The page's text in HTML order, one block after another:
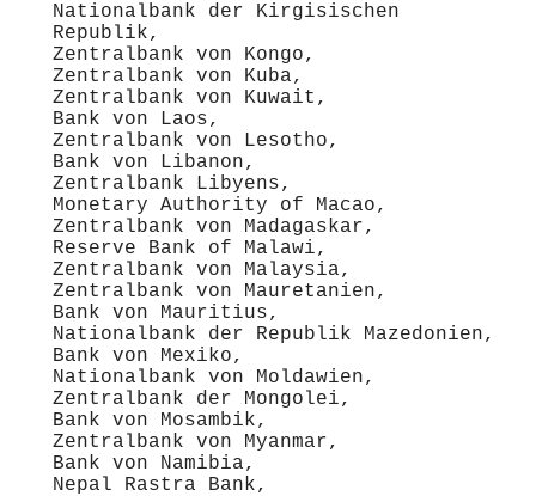
Nationalbank der Kirgisischen
Republik,
Zentralbank von Kongo,
Zentralbank von Kuba,
Zentralbank von Kuwait,
Bank von Laos,
Zentralbank von Lesotho,
Bank von Libanon,
Zentralbank Libyens,
Monetary Authority of Macao,
Zentralbank von Madagaskar,
Reserve Bank of Malawi,
Zentralbank von Malaysia,
Zentralbank von Mauretanien,
Bank von Mauritius,
Nationalbank der Republik Mazedonien,
Bank von Mexiko,
Nationalbank von Moldawien,
Zentralbank der Mongolei,
Bank von Mosambik,
Zentralbank von Myanmar,
Bank von Namibia,
Nepal Rastra Bank,